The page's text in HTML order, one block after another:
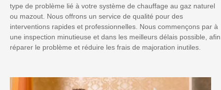
type de problème lié à votre système de chauffage au gaz naturel
ou mazout. Nous offrons un service de qualité pour des
interventions rapides et professionnelles. Nous commençons par à
une inspection minutieuse et dans les meilleurs délais possible, afin
réparer le problème et réduire les frais de majoration inutiles.